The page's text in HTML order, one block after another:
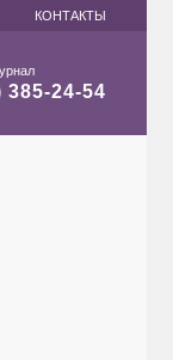
КОНТАКТЫ
385-24-54